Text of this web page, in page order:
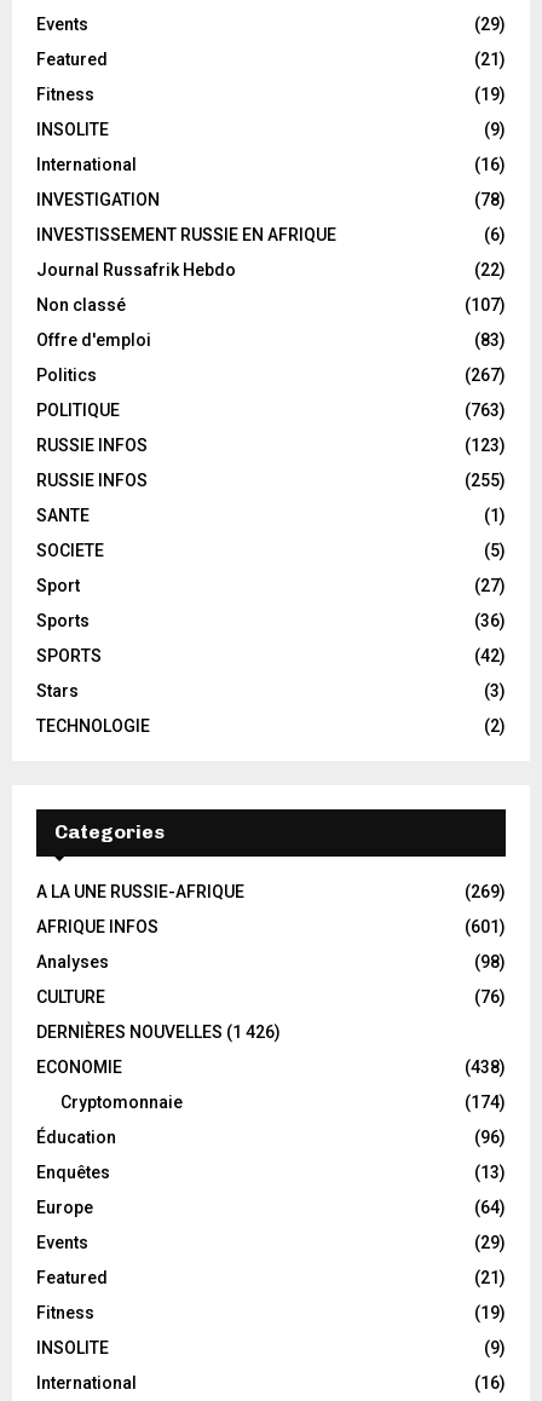
Events
(29)
Featured
(21)
Fitness
(19)
INSOLITE
(9)
International
(16)
INVESTIGATION
(78)
INVESTISSEMENT RUSSIE EN AFRIQUE
(6)
Journal Russafrik Hebdo
(22)
Non classé
(107)
Offre d'emploi
(83)
Politics
(267)
POLITIQUE
(763)
RUSSIE INFOS
(123)
RUSSIE INFOS
(255)
SANTE
(1)
SOCIETE
(5)
Sport
(27)
Sports
(36)
SPORTS
(42)
Stars
(3)
TECHNOLOGIE
(2)
Categories
A LA UNE RUSSIE-AFRIQUE
(269)
AFRIQUE INFOS
(601)
Analyses
(98)
CULTURE
(76)
DERNIÈRES NOUVELLES (1 426)
ECONOMIE
(438)
Cryptomonnaie
(174)
Éducation
(96)
Enquêtes
(13)
Europe
(64)
Events
(29)
Featured
(21)
Fitness
(19)
INSOLITE
(9)
International
(16)